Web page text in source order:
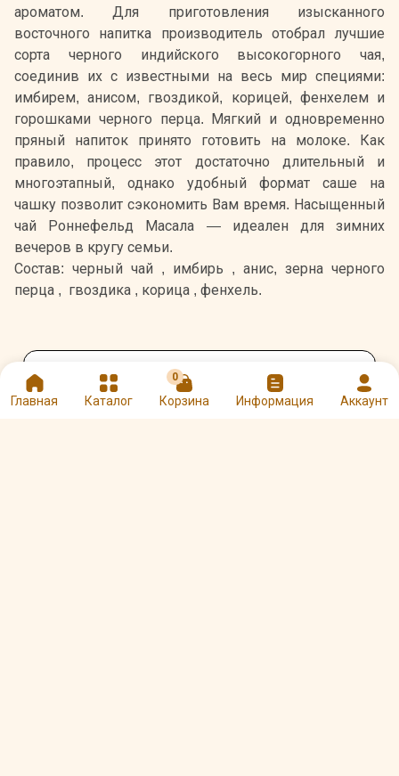
Главная Каталог
0
Корзина Информация Аккаунт
ароматом. Для приготовления изысканного
восточного напитка производитель отобрал лучшие
сорта черного индийского высокогорного чая,
соединив их с известными на весь мир специями:
имбирем, анисом, гвоздикой, корицей, фенхелем и
горошками черного перца. Мягкий и одновременно
пряный напиток принято готовить на молоке. Как
правило, процесс этот достаточно длительный и
многоэтапный, однако удобный формат саше на
чашку позволит сэкономить Вам время. Насыщенный
чай Роннефельд Масала — идеален для зимних
вечеров в кругу семьи.
Состав: черный чай , имбирь , анис, зерна черного
перца , гвоздика , корица , фенхель.
Оцените и напишите отзыв
★ ★ ★ ★ ★